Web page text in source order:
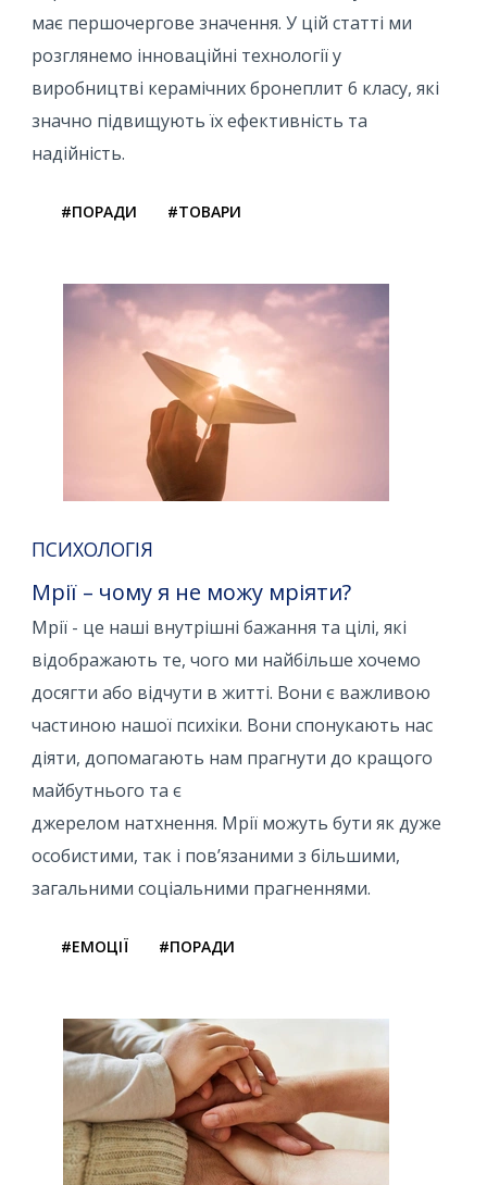
має першочергове значення. У цій статті ми
розглянемо інноваційні технології у
виробництві керамічних бронеплит 6 класу, які
значно підвищують їх ефективність та
надійність.
#ПОРАДИ #ТОВАРИ
ПСИХОЛОГІЯ
Мрії – чому я не можу мріяти?
Мрії - це наші внутрішні бажання та цілі, які
відображають те, чого ми найбільше хочемо
досягти або відчути в житті. Вони є важливою
частиною нашої психіки. Вони спонукають нас
діяти, допомагають нам прагнути до кращого
майбутнього та є
джерелом натхнення. Мрії можуть бути як дуже
особистими, так і пов’язаними з більшими,
загальними соціальними прагненнями.
#ЕМОЦІЇ #ПОРАДИ